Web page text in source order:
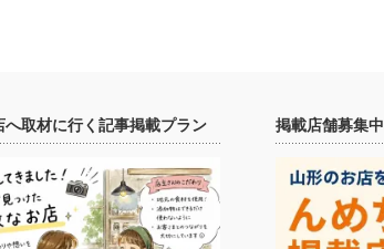
へ取材に行く記事掲載プラン 掲載店舗募集中